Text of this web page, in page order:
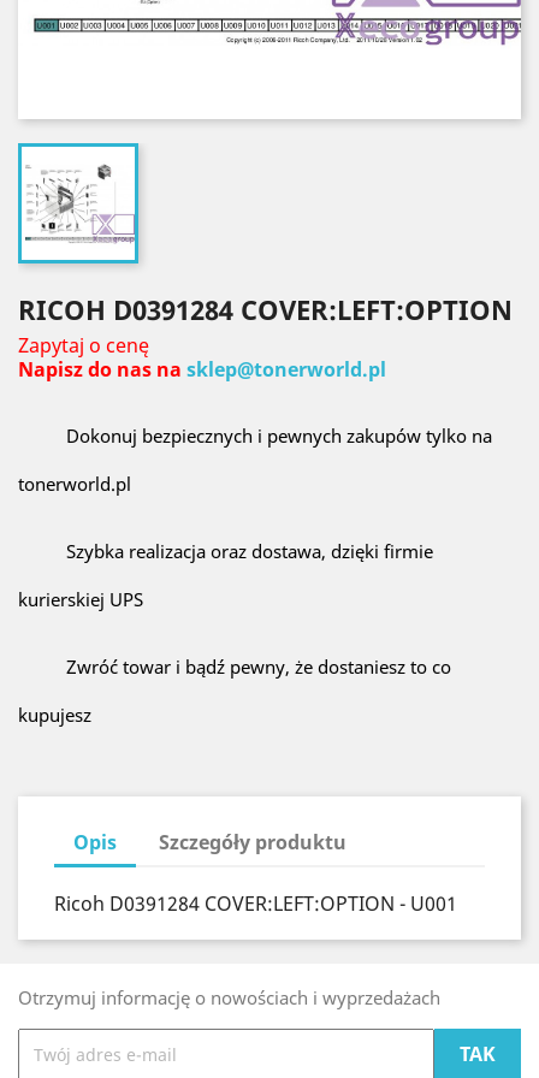
RICOH D0391284 COVER:LEFT:OPTION
Zapytaj o cenę
Napisz do nas na sklep@tonerworld.pl
Dokonuj bezpiecznych i pewnych zakupów tylko na
tonerworld.pl
Szybka realizacja oraz dostawa, dzięki firmie
kurierskiej UPS
Zwróć towar i bądź pewny, że dostaniesz to co
kupujesz
Opis Szczegóły produktu
Ricoh D0391284 COVER:LEFT:OPTION - U001
Otrzymuj informację o nowościach i wyprzedażach